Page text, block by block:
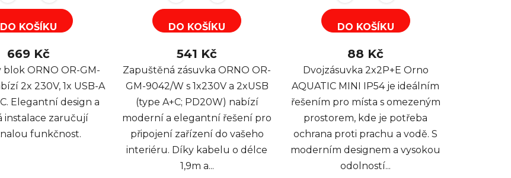
DO KOŠÍKU
669 Kč
ORNO OR-GM-
2x 230V, 1x USB-A
C. Elegantní design a
instalace zaručují
funkčnost.
DO KOŠÍKU
541 Kč
Zapuštěná zásuvka ORNO OR-
GM-9042/W s 1x230V a 2xUSB
(type A+C; PD20W) nabízí
moderní a elegantní řešení pro
připojení zařízení do vašeho
interiéru. Díky kabelu o délce
1,9m a...
DO KOŠÍKU
88 Kč
Dvojzásuvka 2x2P+E Orno
AQUATIC MINI IP54 je ideálním
řešením pro místa s omezeným
prostorem, kde je potřeba
ochrana proti prachu a vodě. S
moderním designem a vysokou
odolností...